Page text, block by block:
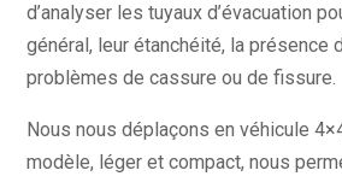
d’analyser les tuyaux d’évacuation
général, leur étanchéité, la présence
problèmes de cassure ou de fissure.
Nous nous déplaçons en véhicule
modèle, léger et compact, nous